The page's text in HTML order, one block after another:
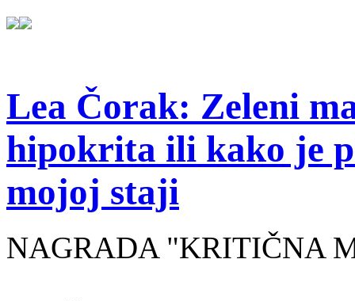
Lea Čorak: Zeleni
hipokrita ili kako je
mojoj staji
NAGRADA "KRITIČNA